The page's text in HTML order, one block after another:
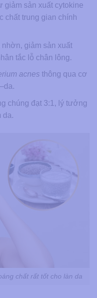
giảm sản xuất cytokine
chất trung gian chính
giảm sản xuất
tắc lỗ chân lông.
acnes thông qua cơ
chúng đạt 3:1, lý tưởng
da.
chất rất tốt cho làn da